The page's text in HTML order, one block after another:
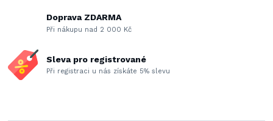
Doprava ZDARMA
Při nákupu nad 2 000 Kč
Sleva pro registrované
Při registraci u nás získáte 5% slevu